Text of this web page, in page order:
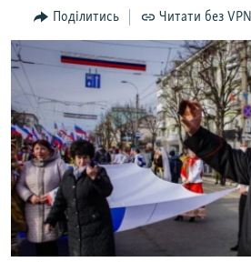
Перейти
до
пошуку
ПОГЛЯД
ІНТЕРВ'Ю
ВСЕ ЗА ДЕНЬ
СПЕЦПРОЕКТИ
ДЕПОРТАЦІЯ
ВІДЕОУРОКИ «ELIFBE»
СВІДЧЕННЯ ОКУПАЦІЇ
УКРАЇНСЬКА ПРОБЛЕМА КРИМУ
ЯК ОБІЙТИ БЛОКУВАННЯ
Русский
Qırımtatar
Поділитись Читати без VPN